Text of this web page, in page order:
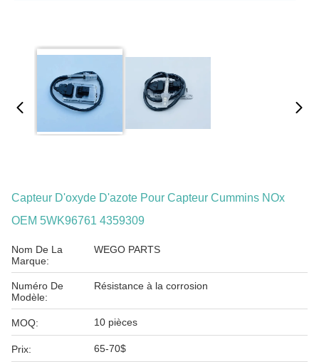
Capteur D'oxyde D'azote Pour Capteur Cummins NOx
OEM 5WK96761 4359309
Nom De La
Marque:
WEGO PARTS
Numéro De
Modèle:
Résistance à la corrosion
MOQ: 10 pièces
Prix: 65-70$